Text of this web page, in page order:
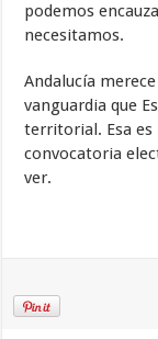
podemos
necesitamos.
Andalucía
vanguardia que
territorial. Esa es
convocatoria
ver.